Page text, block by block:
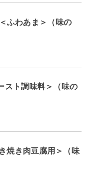
ふわあま＞（味の
ト調味料＞（味の
き肉豆腐用＞（味